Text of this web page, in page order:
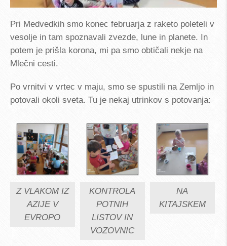
Pri Medvedkih smo konec februarja z raketo poleteli v
vesolje in tam spoznavali zvezde, lune in planete. In
potem je prišla korona, mi pa smo obtičali nekje na
Mlečni cesti.
Po vrnitvi v vrtec v maju, smo se spustili na Zemljo in
potovali okoli sveta. Tu je nekaj utrinkov s potovanja:
Z VLAKOM IZ
AZIJE V
EVROPO
KONTROLA
POTNIH
LISTOV IN
VOZOVNIC
NA
KITAJSKEM